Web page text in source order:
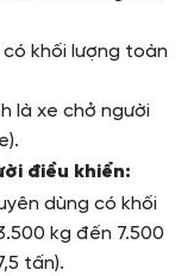
khối lượng toàn
là xe chở người
điều khiển:
dùng có khối
kg đến 7.500
tấn).